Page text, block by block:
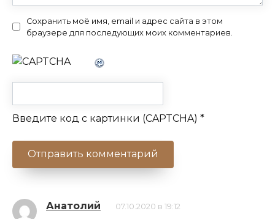
Сохранить моё имя, email и адрес сайта в этом
браузере для последующих моих комментариев.
Введите код с картинки (CAPTCHA) *
Анатолий 07.10.2020 в 19:12